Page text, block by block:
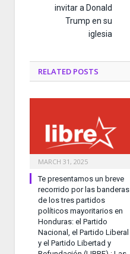
invitar a Donald
Trump en su
iglesia
RELATED POSTS
MARCH 31, 2025
Te presentamos un breve
recorrido por las banderas
de los tres partidos
políticos mayoritarios en
Honduras: el Partido
Nacional, el Partido Liberal
y el Partido Libertad y